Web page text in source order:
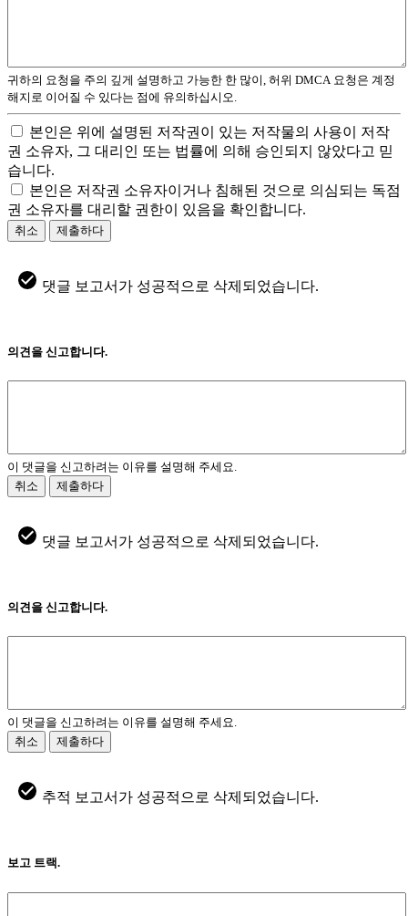
귀하의 요청을 주의 깊게 설명하고 가능한 한 많이, 허위 DMCA 요청은 계정
해지로 이어질 수 있다는 점에 유의하십시오.
본인은 위에 설명된 저작권이 있는 저작물의 사용이 저작
권 소유자, 그 대리인 또는 법률에 의해 승인되지 않았다고 믿
습니다.
본인은 저작권 소유자이거나 침해된 것으로 의심되는 독점
권 소유자를 대리할 권한이 있음을 확인합니다.
취소 제출하다
댓글 보고서가 성공적으로 삭제되었습니다.
의견을 신고합니다.
이 댓글을 신고하려는 이유를 설명해 주세요.
취소
제출하다
댓글 보고서가 성공적으로 삭제되었습니다.
의견을 신고합니다.
이 댓글을 신고하려는 이유를 설명해 주세요.
취소
제출하다
추적 보고서가 성공적으로 삭제되었습니다.
보고 트랙.